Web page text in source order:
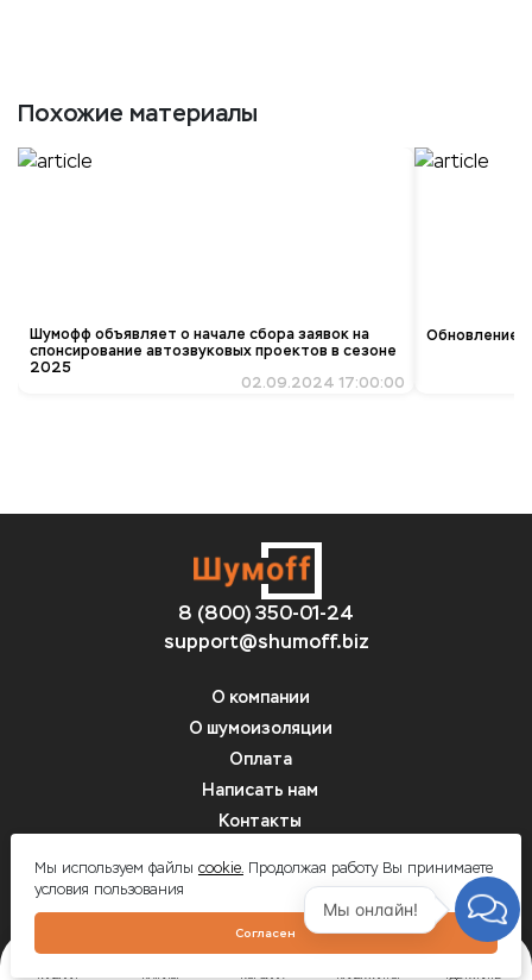
Похожие материалы
Шумофф объявляет о начале сбора заявок на
спонсирование автозвуковых проектов в сезоне
2025
02.09.2024 17:00:00
Обновление
8 (800) 350-01-24
support@shumoff.biz
О компании
О шумоизоляции
Оплата
Написать нам
Контакты
Шумоff - шумоизоляция автомобилей
Мы используем файлы cookie.Продолжая работу Вы принимаете
условия пользования
Согласен
ГЛАВНАЯ КАТАЛОГ КОРЗИНА КАЛЬКУЛЯТОР ГДЕ КУПИТЬ
Мы онлайн!